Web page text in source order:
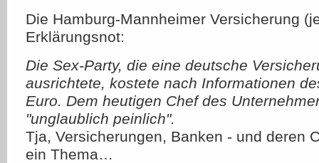
Die Hamburg-Mannheimer Versicherung
Erklärungsnot:
Die Sex-Party, die eine deutsche
ausrichtete, kostete nach Informationen
Euro. Dem heutigen Chef des
"unglaublich peinlich".
Tja, Versicherungen, Banken - und deren
ein Thema…